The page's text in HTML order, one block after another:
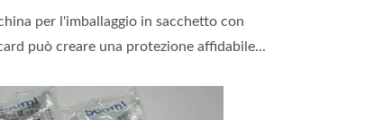
per l'imballaggio in sacchetto con
può creare una protezione affidabile...